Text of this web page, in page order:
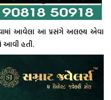
આવેલા આ પ્રસંગે અલભ્ય એવા
આવી હતી.